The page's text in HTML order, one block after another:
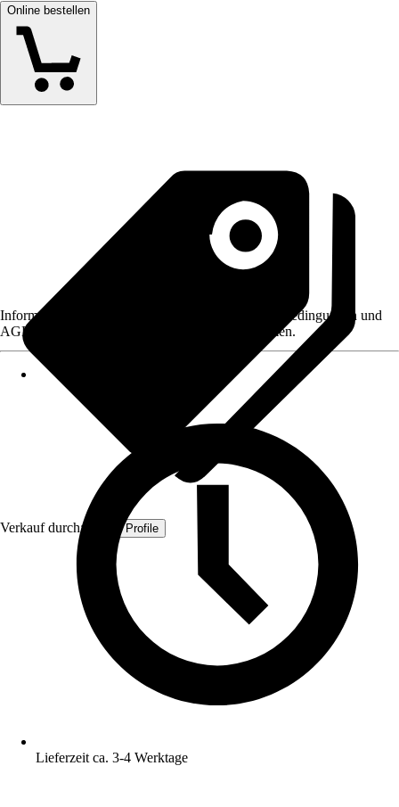
Online bestellen
Verkauf durch: Quest Profile
Informationen des Verkäufers, wie z. B. Rückgabebedingungen und
AGB, finden Sie bei Klick auf den Verkäufernamen.
Lieferzeit ca. 3-4 Werktage